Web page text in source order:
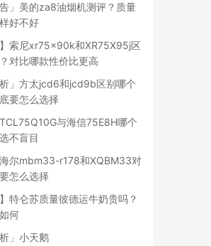
告」美的za8油烟机测评？质量
好不好
】索尼xr75x90k和XR75X95j区
对比哪款性价比更高
析」方太jcd6和jcd9b区别哪个
要怎么选择
与海信75E8H哪个
不盲目
尔mbm33-r178和XQBM33对
怎么选择
】特仑苏质量彼德运牛奶贵吗？
何
」小天鹅